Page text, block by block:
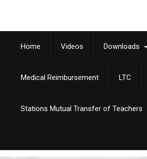
Home Videos Downloads
Medical Reimbursement LTC
Stations Mutual Transfer of Teachers